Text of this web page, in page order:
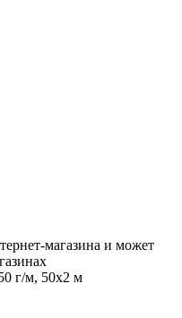
магазина и может
г/м, 50x2 м